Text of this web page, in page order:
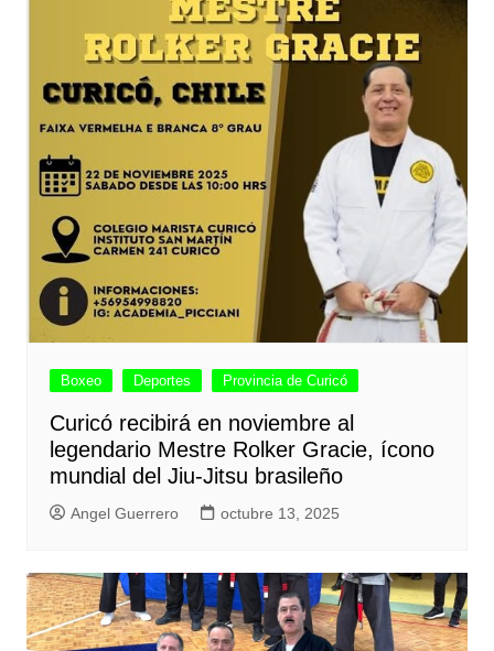
Boxeo Deportes Provincia de Curicó
Curicó recibirá en noviembre al
legendario Mestre Rolker Gracie, ícono
mundial del Jiu-Jitsu brasileño
Angel Guerrero octubre 13, 2025